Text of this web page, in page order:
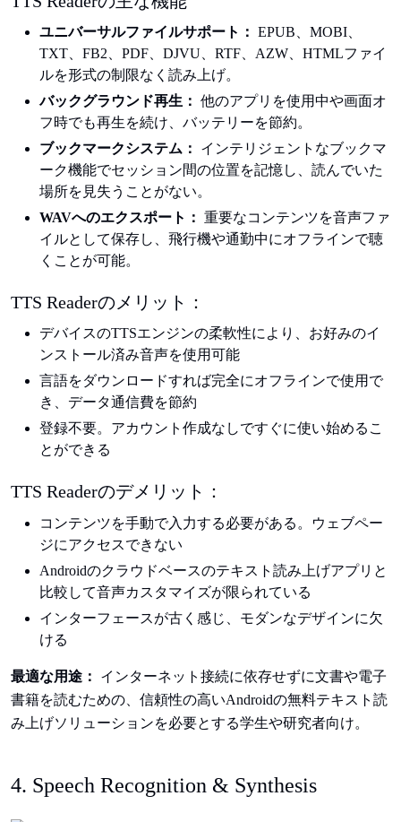
ユニバーサルファイルサポート： EPUB、MOBI、
TXT、FB2、PDF、DJVU、RTF、AZW、HTMLファイ
ルを形式の制限なく読み上げ。
バックグラウンド再生： 他のアプリを使用中や画面オ
フ時でも再生を続け、バッテリーを節約。
ブックマークシステム：
インテリジェントなブックマ
ーク機能でセッション間の位置を記憶し、読んでいた
場所を見失うことがない。
WAVへのエクスポート： 重要なコンテンツを音声ファ
イルとして保存し、飛行機や通勤中にオフラインで聴
くことが可能。
TTS Readerのメリット：
デバイスのTTSエンジンの柔軟性により、お好みのイ
ンストール済み音声を使用可能
言語をダウンロードすれば完全にオフラインで使用で
き、データ通信費を節約
登録不要。アカウント作成なしですぐに使い始めるこ
とができる
TTS Readerのデメリット：
コンテンツを手動で入力する必要がある。ウェブペー
ジにアクセスできない
Androidのクラウドベースのテキスト読み上げアプリと
比較して音声カスタマイズが限られている
インターフェースが古く感じ、モダンなデザインに欠
ける
最適な用途：
インターネット接続に依存せずに文書や電子
書籍を読むための、信頼性の高いAndroidの無料テキスト読
み上げソリューションを必要とする学生や研究者向け。
4. Speech Recognition & Synthesis